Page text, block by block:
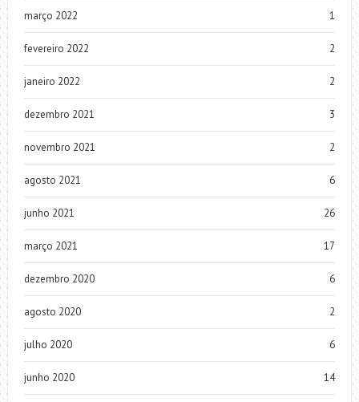
março 2022 1
fevereiro 2022 2
janeiro 2022 2
dezembro 2021 3
novembro 2021 2
agosto 2021 6
junho 2021 26
março 2021 17
dezembro 2020 6
agosto 2020 2
julho 2020 6
junho 2020 14